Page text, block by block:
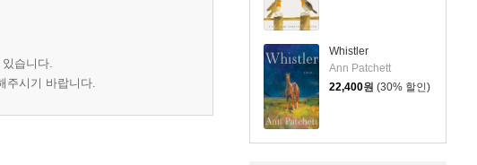
Whistler
Ann Patchett
22,400원 (30% 할인)
습니다.
주시기 바랍니다.